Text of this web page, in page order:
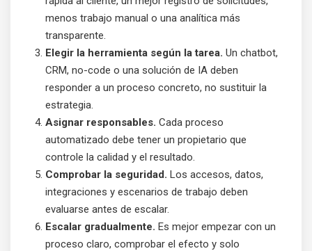
menos trabajo manual o una analítica más
transparente.
Elegir la herramienta según la tarea. Un chatbot,
CRM, no-code o una solución de IA deben
responder a un proceso concreto, no sustituir la
estrategia.
Asignar responsables. Cada proceso
automatizado debe tener un propietario que
controle la calidad y el resultado.
Comprobar la seguridad. Los accesos, datos,
integraciones y escenarios de trabajo deben
evaluarse antes de escalar.
Escalar gradualmente. Es mejor empezar con un
proceso claro, comprobar el efecto y solo